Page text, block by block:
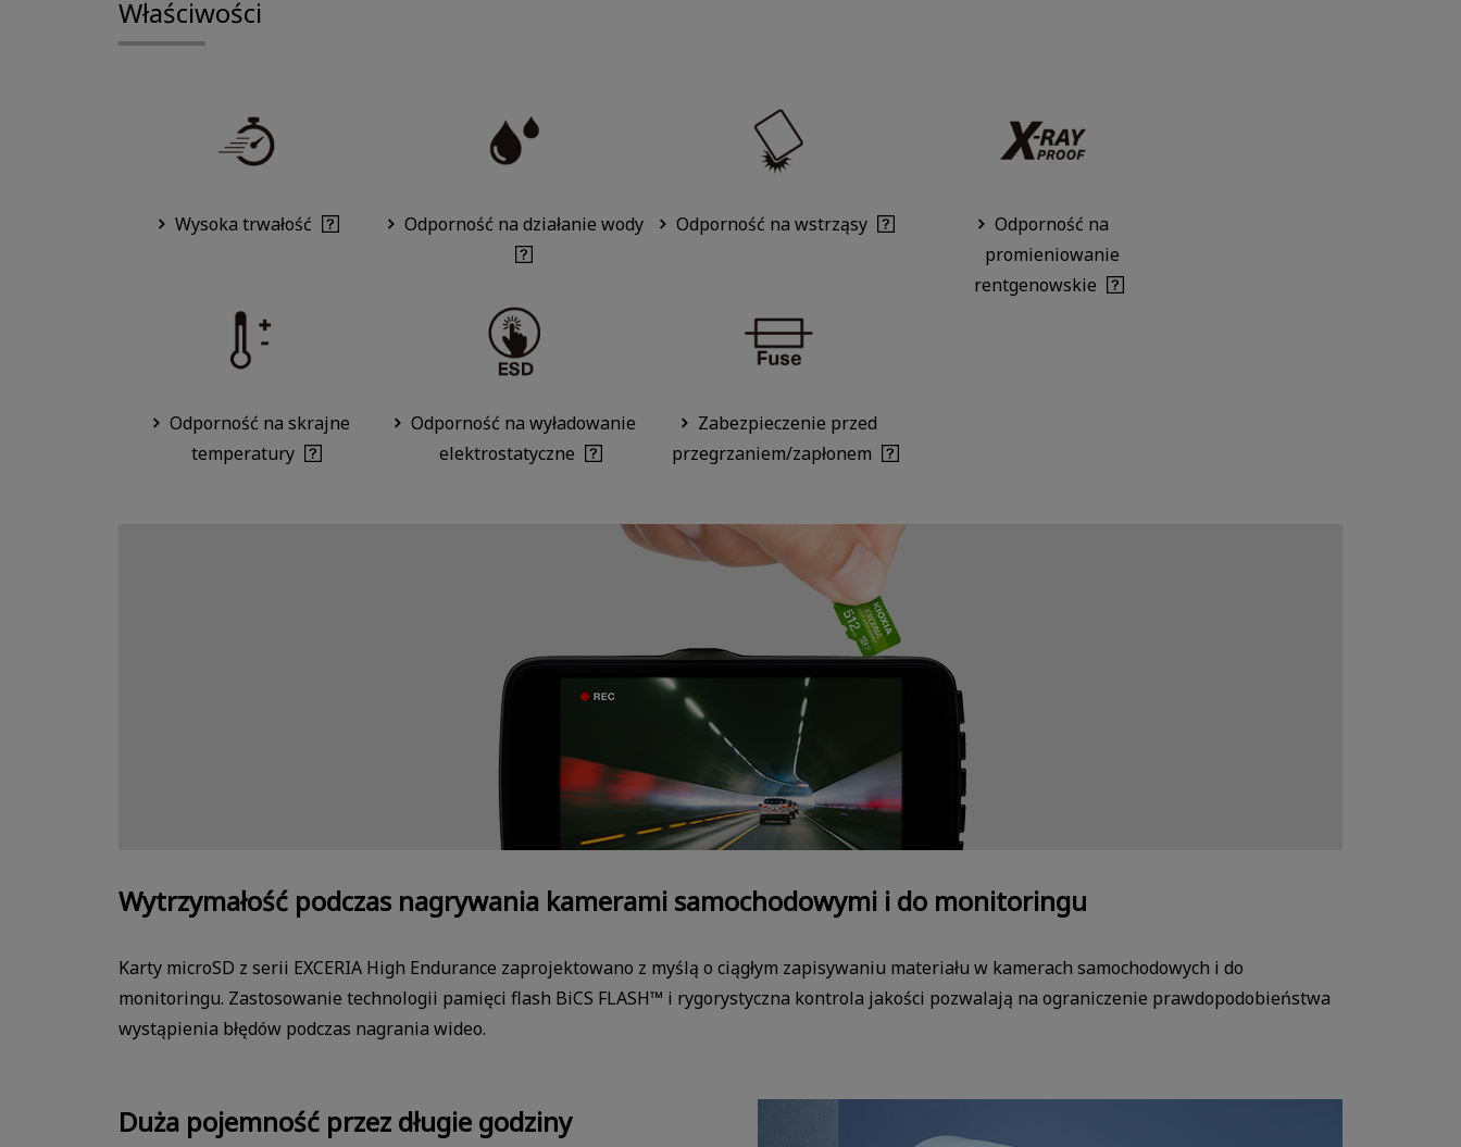
Właściwości
Wysoka trwałość Odporność na działanie wody Odporność na wstrząsy
Odporność na
promieniowanie
rentgenowskie
Odporność na skrajne
temperatury
Odporność na wyładowanie
elektrostatyczne
Zabezpieczenie przed
przegrzaniem/zapłonem
Wytrzymałość podczas nagrywania kamerami samochodowymi i do monitoringu
Karty microSD z serii EXCERIA High Endurance zaprojektowano z myślą o ciągłym zapisywaniu materiału w kamerach samochodowych i do
monitoringu. Zastosowanie technologii pamięci flash BiCS FLASH™ i rygorystyczna kontrola jakości pozwalają na ograniczenie prawdopodobieństwa
wystąpienia błędów podczas nagrania wideo.
Duża pojemność przez długie godziny